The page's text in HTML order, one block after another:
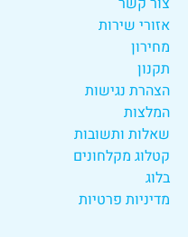
אזורי שירות
מחירון
תקנון
הצהרת נגישות
המלצות
שאלות ותשובות
קטלוג מקלחונים
בלוג
מדיניות פרטיות